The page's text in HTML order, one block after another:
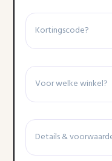
Kortingscode
Winkel
Details
voorwaarden